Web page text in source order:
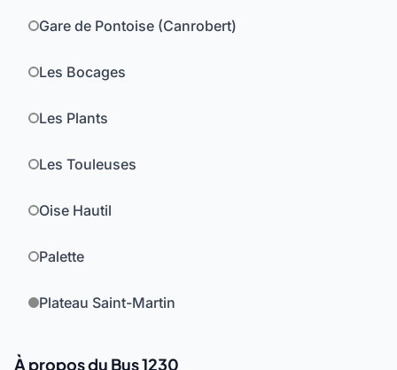
Gare de Pontoise (Canrobert)
Les Bocages
Les Plants
Les Touleuses
Oise Hautil
Palette
Plateau Saint-Martin
À propos du Bus 1230